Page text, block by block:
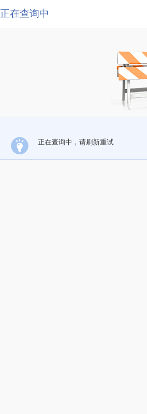
正在查询中
正在查询中，请刷新重试